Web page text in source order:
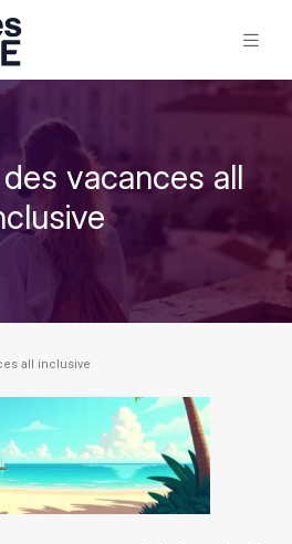
vacances all
all inclusive